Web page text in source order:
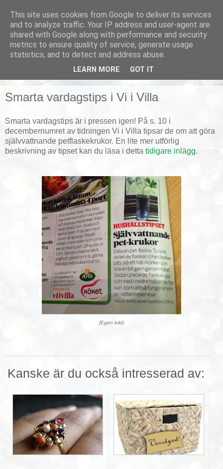
Smarta vardagstips
Husmorstips, tricks och knep, smarta lösningar!
Smarta vardagstips i Vi i Villa
Smarta vardagstips är i pressen igen! På s. 10 i
decembernumret av tidningen Vi i Villa tipsar de om att göra
självvattnande petflaskekrukor. En lite mer utförlig
beskrivning av tipset kan du läsa i detta tidigare inlägg.
(Egen bild)
Kanske är du också intresserad av:
This site uses cookies from Google to deliver its services
and to analyze traffic. Your IP address and user-agent are
shared with Google along with performance and security
metrics to ensure quality of service, generate usage
statistics, and to detect and address abuse.
LEARN MORE GOT IT